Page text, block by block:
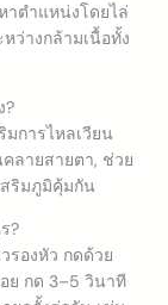
าตำแหน่งโดยไล่
ว่างกล้ามเนื้อทั้ง
?
การไหลเวียน
ลายสายตา, ช่วย
ริมภูมิคุ้มกัน
?
รองหัว กดด้วย
ย กด 3–5 วินาที